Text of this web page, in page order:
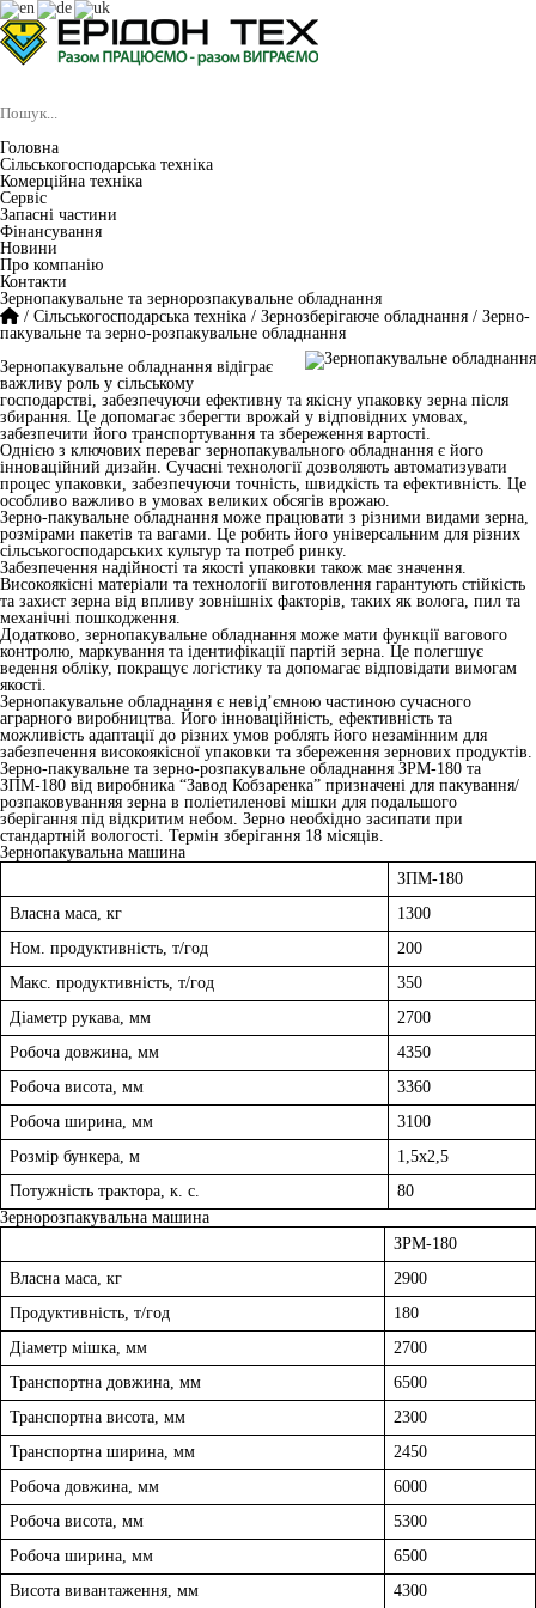
Головна
Сільськогосподарська техніка
Комерційна техніка
Сервіс
Запасні частини
Фінансування
Новини
Про компанію
Контакти
Зернопакувальне та зернорозпакувальне обладнання
/ Сільськогосподарська техніка / Зернозберігаюче обладнання / Зерно-
пакувальне та зерно-розпакувальне обладнання
Зернопакувальне обладнання відіграє
важливу роль у сільському
господарстві, забезпечуючи ефективну та якісну упаковку зерна після
збирання. Це допомагає зберегти врожай у відповідних умовах,
забезпечити його транспортування та збереження вартості.
Однією з ключових переваг зернопакувального обладнання є його
інноваційний дизайн. Сучасні технології дозволяють автоматизувати
процес упаковки, забезпечуючи точність, швидкість та ефективність. Це
особливо важливо в умовах великих обсягів врожаю.
Зерно-пакувальне обладнання може працювати з різними видами зерна,
розмірами пакетів та вагами. Це робить його універсальним для різних
сільськогосподарських культур та потреб ринку.
Забезпечення надійності та якості упаковки також має значення.
Високоякісні матеріали та технології виготовлення гарантують стійкість
та захист зерна від впливу зовнішніх факторів, таких як волога, пил та
механічні пошкодження.
Додатково, зернопакувальне обладнання може мати функції вагового
контролю, маркування та ідентифікації партій зерна. Це полегшує
ведення обліку, покращує логістику та допомагає відповідати вимогам
якості.
Зернопакувальне обладнання є невід’ємною частиною сучасного
аграрного виробництва. Його інноваційність, ефективність та
можливість адаптації до різних умов роблять його незамінним для
забезпечення високоякісної упаковки та збереження зернових продуктів.
Зерно-пакувальне та зерно-розпакувальне обладнання ЗРМ-180 та
ЗПМ-180 від виробника “Завод Кобзаренка” призначені для пакування/
розпаковуванняя зерна в поліетиленові мішки для подальшого
зберігання під відкритим небом. Зерно необхідно засипати при
стандартній вологості. Термін зберігання 18 місяців.
Зернопакувальна машина
ЗПМ-180
Власна маса, кг
1300
Ном. продуктивність, т/год
200
Макс. продуктивність, т/год
350
Діаметр рукава, мм
2700
Робоча довжина, мм
4350
Робоча висота, мм
3360
Робоча ширина, мм
3100
Розмір бункера, м
1,5х2,5
Потужність трактора, к. с.
80
Зернорозпакувальна машина
ЗРМ-180
Власна маса, кг
2900
Продуктивність, т/год
180
Діаметр мішка, мм
2700
Транспортна довжина, мм
6500
Транспортна висота, мм
2300
Транспортна ширина, мм
2450
Робоча довжина, мм
6000
Робоча висота, мм
5300
Робоча ширина, мм
6500
Висота вивантаження, мм
4300